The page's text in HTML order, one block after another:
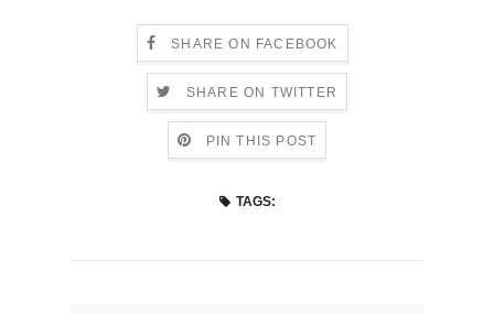
SHARE ON FACEBOOK
SHARE ON TWITTER
PIN THIS POST
TAGS: